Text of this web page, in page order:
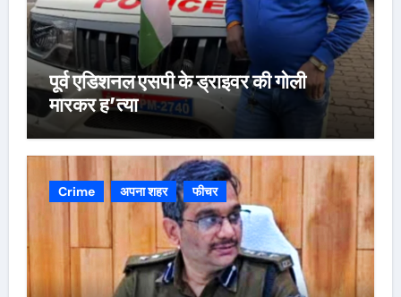
पूर्व एडिशनल एसपी के ड्राइवर की गोली
मारकर ह’त्या
Crime अपना शहर फीचर